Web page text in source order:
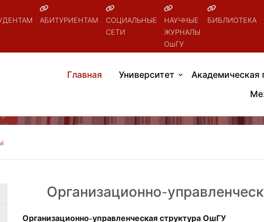
АБИТУРИЕНТАМ
СОЦИАЛЬНЫЕ
СЕТИ
НАУЧНЫЕ
ЖУРНАЛЫ
ОшГУ
БИБЛИОТЕКА
Главная Университет
Академическая
Организационно-
Организационно-управленческая структура ОшГУ